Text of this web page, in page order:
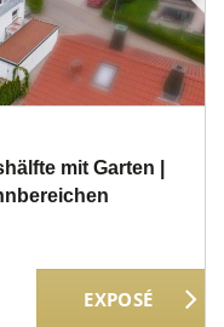
mit Garten |